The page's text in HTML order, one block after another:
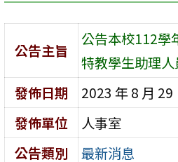
公告主旨
公告本校112學
特教學生助理
發佈日期
2023 年 8 月 29
發佈單位
人事室
公告類別
最新消息